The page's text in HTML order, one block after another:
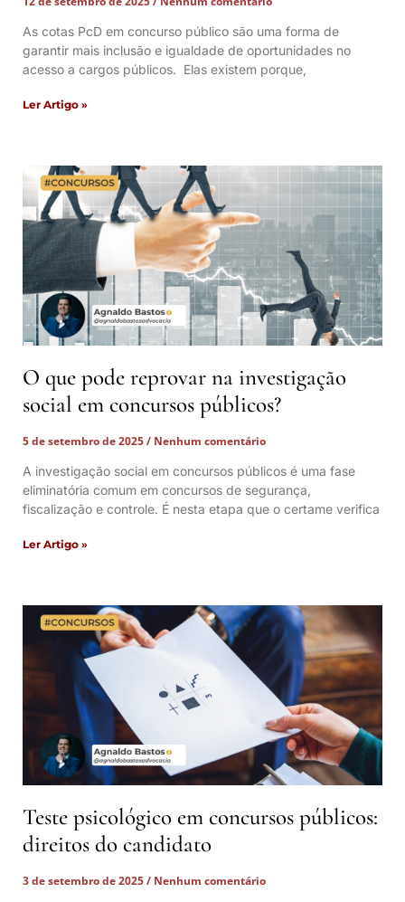
As cotas PcD em concurso público são uma forma de
garantir mais inclusão e igualdade de oportunidades no
acesso a cargos públicos. Elas existem porque,
Ler Artigo »
O que pode reprovar na investigação
social em concursos públicos?
5 de setembro de 2025
Nenhum comentário
A investigação social em concursos públicos é uma fase
eliminatória comum em concursos de segurança,
fiscalização e controle. É nesta etapa que o certame verifica
Ler Artigo »
Teste psicológico em concursos públicos:
direitos do candidato
3 de setembro de 2025
Nenhum comentário